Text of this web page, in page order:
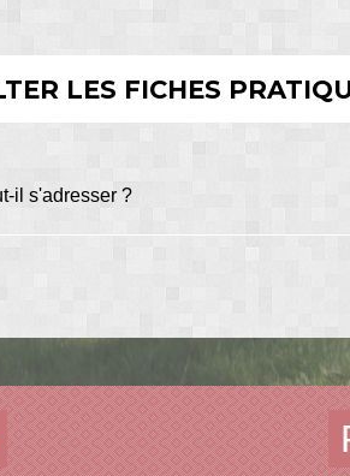
LES FICHES
il s'adresser ?